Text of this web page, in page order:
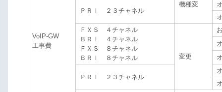
VoIP-GW
工事費
機種変
ＰＲＩ ２３チャネル
ＦＸＳ ４チャネル
ＢＲＩ ４チャネル
ＦＸＳ ８チャネル
ＢＲＩ ８チャネル
変更
ＰＲＩ ２３チャネル